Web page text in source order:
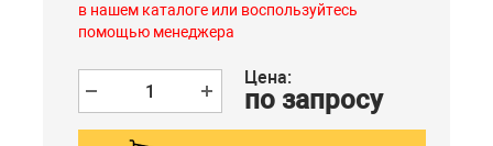
в нашем каталоге или воспользуйтесь
помощью менеджера
Цена:
по запросу